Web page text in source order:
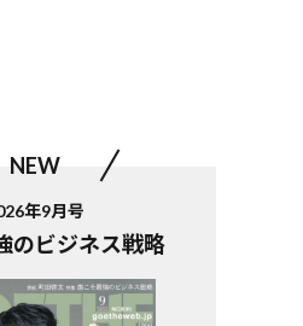
NEW
年9月号
のビジネス戦略